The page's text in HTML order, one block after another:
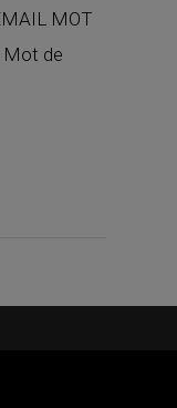
MOT
Mot de